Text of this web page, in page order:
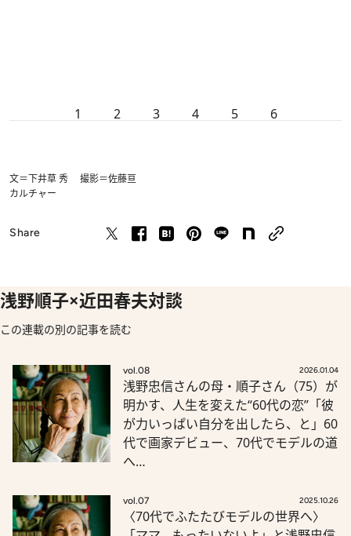
1 2 3 4 5 6
文＝下井草 秀 撮影＝佐藤亘
カルチャー
Share
浅野順子×近田春夫対談
この連載の別の記事を読む
vol.08 2026.01.04
浅野忠信さんの母・順子さん（75）が
明かす、人生を変えた“60代の恋”「彼
が力いっぱい自分を出したら、と」60
代で画家デビュー、70代でモデルの道
へ…
vol.07 2025.10.26
〈70代でふたたびモデルの世界へ〉